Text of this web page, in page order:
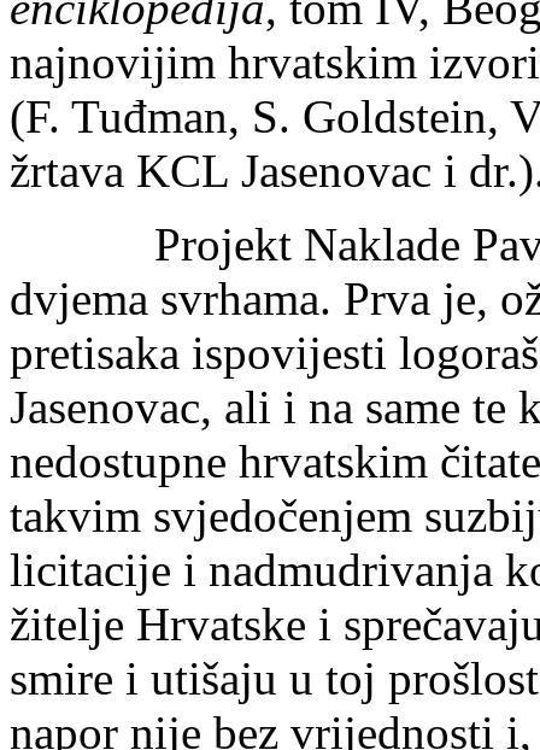
najnovijim hrvatskim
(F. Tuđman, S. Goldstein,
žrtava KCL Jasenovac i
Projekt Naklade
dvjema svrhama. Prva je,
pretisaka ispovijesti
Jasenovac, ali i na same
nedostupne hrvatskim
takvim svjedočenjem
licitacije i nadmudrivanja
žitelje Hrvatske i
smire i utišaju u toj
napor nije bez vrijednosti